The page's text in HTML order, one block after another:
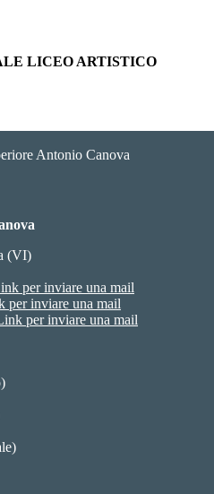
LICEO ARTISTICO
Antonio Canova
(VI)
per inviare una mail
per inviare una mail
per inviare una mail